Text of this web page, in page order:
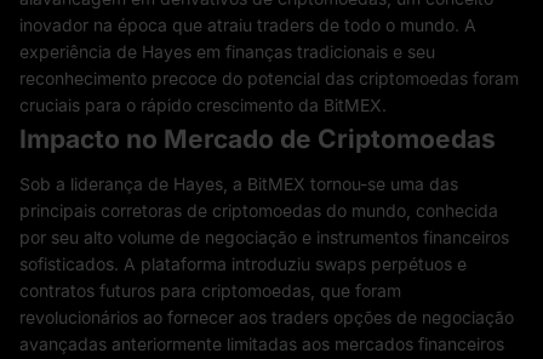
inovador na época que atraiu traders de todo o mundo. A
experiência de Hayes em finanças tradicionais e seu
reconhecimento precoce do potencial das criptomoedas foram
cruciais para o rápido crescimento da BitMEX.
Impacto no Mercado de Criptomoedas
Sob a liderança de Hayes, a BitMEX tornou-se uma das
principais corretoras de criptomoedas do mundo, conhecida
por seu alto volume de negociação e instrumentos financeiros
sofisticados. A plataforma introduziu swaps perpétuos e
contratos futuros para criptomoedas, que foram
revolucionários ao fornecer aos traders opções de negociação
avançadas anteriormente limitadas aos mercados financeiros